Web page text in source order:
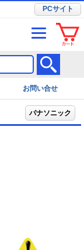
PCサイト
お問い合せ
パナソニック